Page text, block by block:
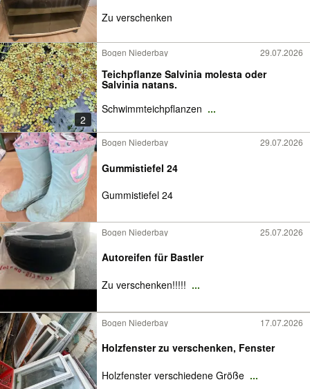
Zu verschenken
2
Bogen Niederbay 29.07.2026
Teichpflanze Salvinia molesta oder
Salvinia natans.
Schwimmteichpflanzen ...
Bogen Niederbay 29.07.2026
Gummistiefel 24
Gummistiefel 24
Bogen Niederbay 25.07.2026
Autoreifen für Bastler
Zu verschenken!!!!! ...
Bogen Niederbay 17.07.2026
Holzfenster zu verschenken, Fenster
Holzfenster verschiedene Größe ...